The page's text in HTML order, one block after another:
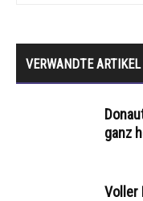
VERWANDTE ARTIKEL
ganz
Voller